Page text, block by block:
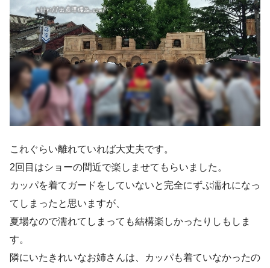
これぐらい離れていれば大丈夫です。
2回目はショーの間近で楽しませてもらいました。
カッパを着てガードをしていないと完全にずぶ濡れになっ
てしまった と思いますが、
夏場なので濡れてしまっても結構楽しかったりしもしま
す。
隣にいたきれいなお姉さんは、カッパも着ていなかったの